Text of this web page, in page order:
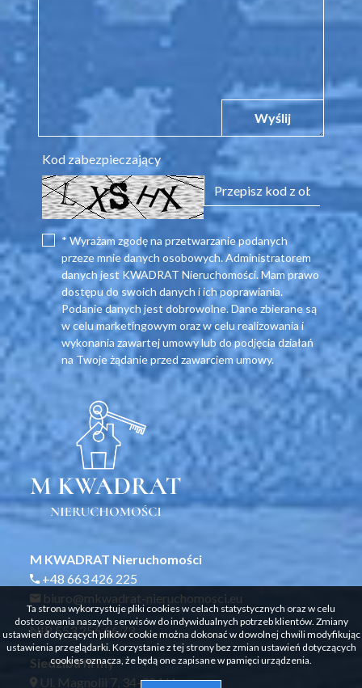
M KWADRAT Nieruchomości
+48 663 426 225
biuro@mkwadrat-nieruchomosci.eu
NIP 553 256 66 73
Siedziba firmy
Ul. Magnolii 7, 34-324 Lipowa
Wyślij
Kod zabezpieczający
* Wyrażam zgodę na przetwarzanie podanych
przeze mnie danych osobowych. Administratorem
danych jest KWADRAT Nieruchomości. Mam prawo
dostępu do swoich danych i ich poprawiania.
Podanie danych jest dobrowolne. Dane zbierane są
w celu marketingowym oraz w celu realizowania i
wykonania zawartej umowy lub do podjęcia działań
na Twoje żądanie przed zawarciem umowy.
Ta strona wykorzystuje pliki cookies w celach statystycznych oraz w celu
dostosowania naszych serwisów do indywidualnych potrzeb klientów. Zmiany
ustawień dotyczących plików cookie można dokonać w dowolnej chwili modyfikując
ustawienia przeglądarki. Korzystanie z tej strony bez zmian ustawień dotyczących
cookies oznacza, że będą one zapisane w pamięci urządzenia.